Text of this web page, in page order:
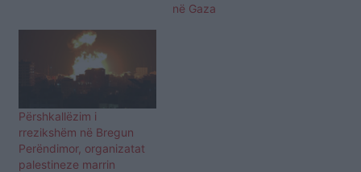
në Gaza
Përshkallëzim i
rrezikshëm në Bregun
Perëndimor, organizatat
palestineze marrin